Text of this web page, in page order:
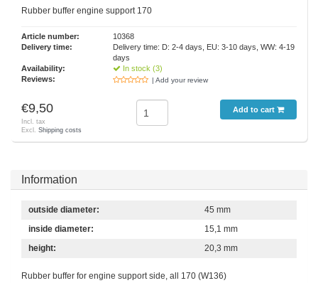
Rubber buffer engine support 170
Article number:
10368
Delivery time:
Delivery time: D: 2-4 days, EU: 3-10 days, WW: 4-19
days
Availability:
In stock (3)
Reviews:
| Add your review
€9,50
Incl. tax
Excl. Shipping costs
Add to cart
Information
outside diameter:
45 mm
inside diameter:
15,1 mm
height:
20,3 mm
Rubber buffer for engine support side, all 170 (W136)